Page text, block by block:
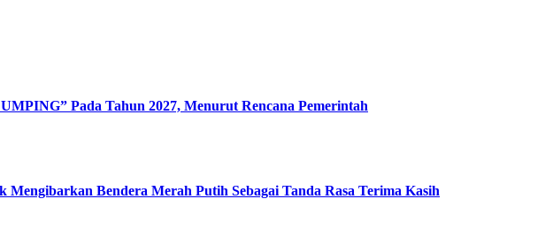
Pada Tahun 2027, Menurut Rencana Pemerintah
Bendera Merah Putih Sebagai Tanda Rasa Terima Kasih